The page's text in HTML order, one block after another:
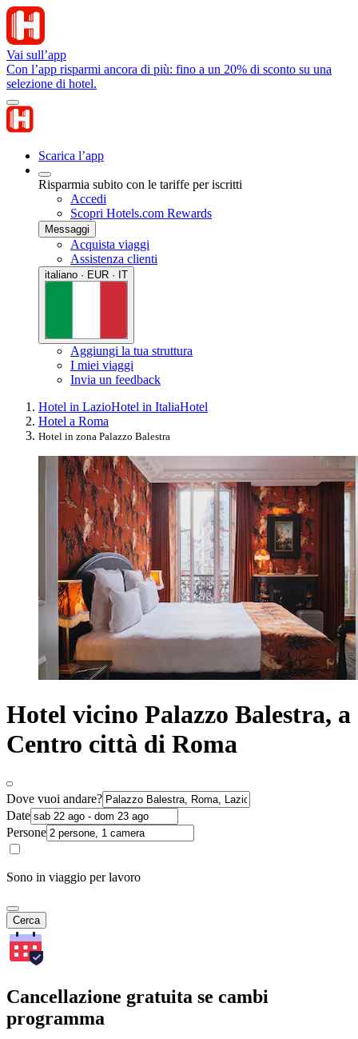
Vai sull’app
Con l’app risparmi ancora di più: fino a un 20% di sconto su una
selezione di hotel.
Scarica l’app
Risparmia subito con le tariffe per iscritti
Accedi
Scopri Hotels.com Rewards
Messaggi
Acquista viaggi
Assistenza clienti
italiano · EUR · IT
Aggiungi la tua struttura
I miei viaggi
Invia un feedback
Hotel in LazioHotel in ItaliaHotel
Hotel a Roma
Hotel in zona Palazzo Balestra
Hotel vicino Palazzo Balestra, a
Centro città di Roma
Dove vuoi andare?
Date
Persone
Sono in viaggio per lavoro
Cerca
Cancellazione gratuita se cambi
programma